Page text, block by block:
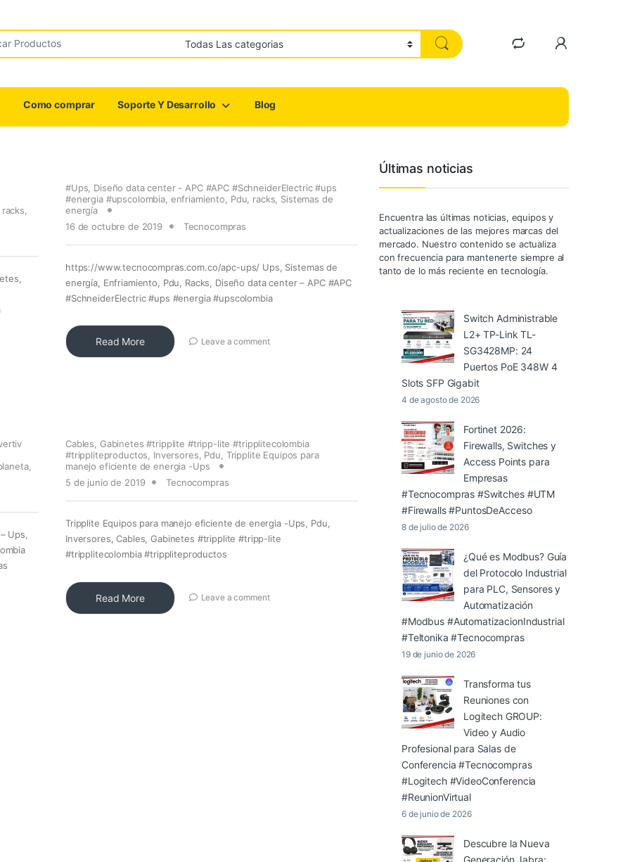
Como comprar Soporte Y Desarrollo Blog
racks
#Ups Diseño data center - APC #APC #SchneiderElectric #ups
#energia #upscolombia, enfriamiento Pdu racks Sistemas de
energía
16 de octubre de 2019
Tecnocompras
https://www.tecnocompras.com.co/apc-ups/ Ups, Sistemas de
energía, Enfriamiento, Pdu, Racks, Diseño data center – APC #APC
#SchneiderElectric #ups #energia #upscolombia
Read More Leave a comment
,
Ups,
Cables, Gabinetes #tripplite #tripp-lite #tripplitecolombia
#trippliteproductos, Inversores, Pdu, Tripplite Equipos para
manejo eficiente de energia -Ups
5 de junio de 2019
Tecnocompras
Tripplite Equipos para manejo eficiente de energia -Ups, Pdu,
Inversores, Cables, Gabinetes #tripplite #tripp-lite
#tripplitecolombia #trippliteproductos
Read More Leave a comment
Últimas noticias
Encuentra las últimas noticias, equipos y
actualizaciones de las mejores marcas del
mercado. Nuestro contenido se actualiza
con frecuencia para mantenerte siempre al
tanto de lo más reciente en tecnología.
Switch Administrable
L2+ TP-Link TL-
SG3428MP: 24
Puertos PoE 348W 4
Slots SFP Gigabit
4 de agosto de 2026
Fortinet 2026:
Firewalls, Switches y
Access Points para
Empresas
#Tecnocompras #Switches #UTM
#Firewalls #PuntosDeAcceso
8 de julio de 2026
¿Qué es Modbus? Guía
del Protocolo Industrial
para PLC, Sensores y
Automatización
#Modbus #AutomatizacionIndustrial
#Teltonika #Tecnocompras
19 de junio de 2026
Transforma tus
Reuniones con
Logitech GROUP:
Video y Audio
Profesional para Salas de
Conferencia #Tecnocompras
#Logitech #VideoConferencia
#ReunionVirtual
6 de junio de 2026
Descubre la Nueva